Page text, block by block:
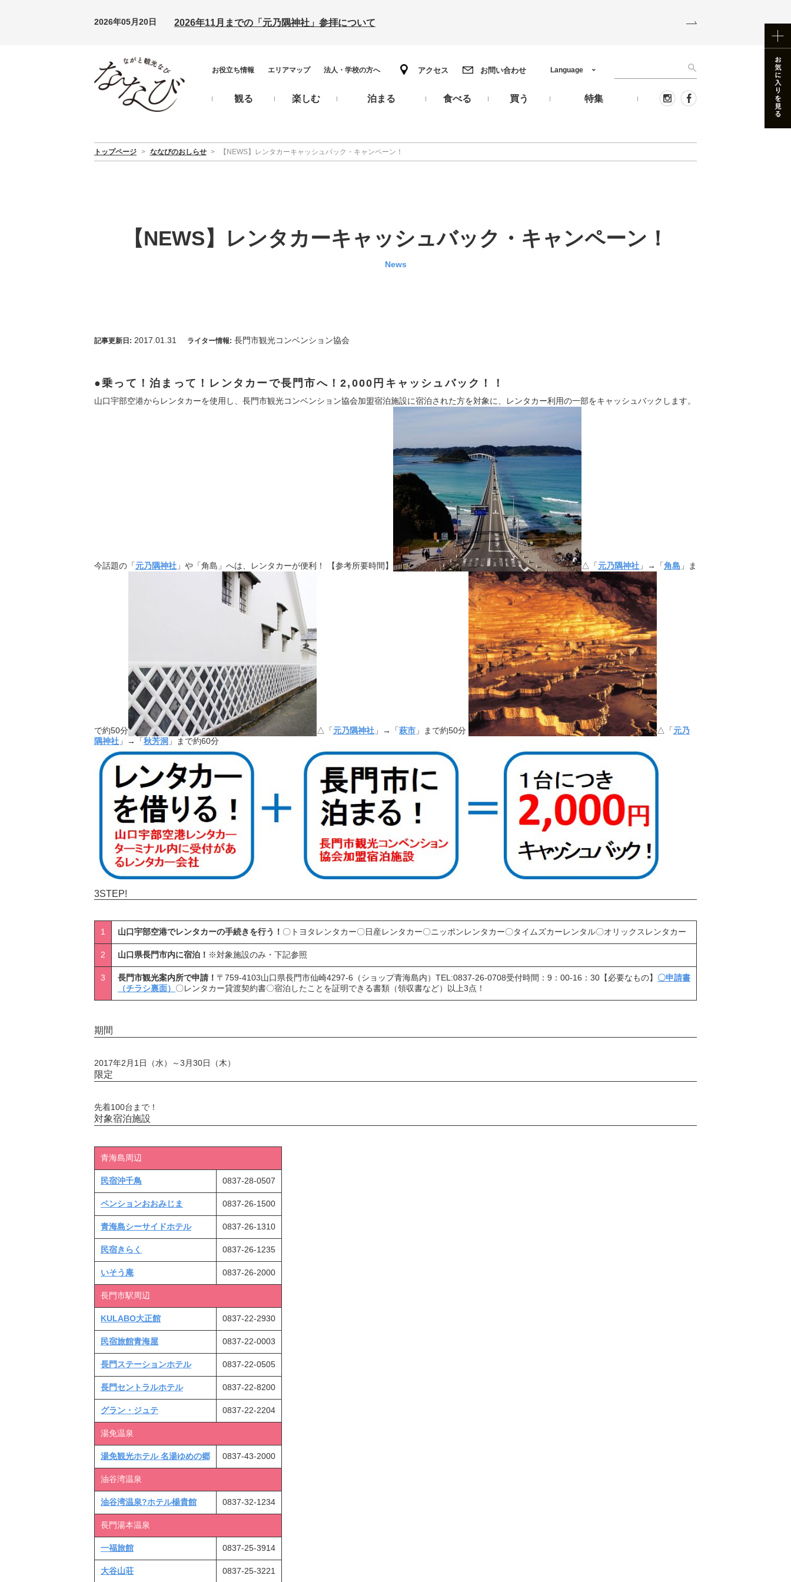
2026年05月20日 2026年11月までの「元乃隅神社」参拝について
お役立ち情報 エリアマップ 法人・学校の方へ アクセス お問い合わせ
観る 楽しむ 泊まる 食べる 買う 特集
Language
トップページ > ななびのおしらせ > 【NEWS】レンタカーキャッシュバック・キャンペーン！
【NEWS】レンタカーキャッシュバック・キャンペーン！
News
記事更新日: 2017.01.31 ライター情報: 長門市観光コンベンション協会
乗って！泊まって！レンタカーで長門市へ！2,000円キャッシュバック！！
山口宇部空港からレンタカーを使用し、長門市観光コンベンション協会加盟宿泊施設に宿泊された方を対象に、レンタカー利用の一部をキャッシュバックします。
今話題の「元乃隅神社 」や「角島」へは、レンタカーが便利！ 【参考所要時間】 △「元乃隅神社 」→「角島 」ま
で約50分 △「元乃隅神社 」→「萩市 」まで約50分 △「元乃
隅神社 」→「秋芳洞 」まで約60分
3STEP!
1 山口宇部空港でレンタカーの手続きを行う！ 〇トヨタレンタカー〇日産レンタカー〇ニッポンレンタカー〇タイムズカーレンタル〇オリックスレンタカー
2 山口県長門市内に宿泊！ ※対象施設のみ・下記参照
3 長門市観光案内所で申請！ 〒759-4103山口県長門市仙崎4297-6（ショップ青海島内）TEL:0837-26-0708受付時間：9：00-16：30【必要なもの】 〇申請書
（チラシ裏面） 〇レンタカー貸渡契約書〇宿泊したことを証明できる書類（領収書など）以上3点！
期間
2017年2月1日（水）～3月30日（木）
限定
先着100台まで！
対象宿泊施設
青海島周辺
民宿沖千鳥 0837-28-0507
ペンションおおみじま 0837-26-1500
青海島シーサイドホテル 0837-26-1310
民宿きらく 0837-26-1235
いそう庵 0837-26-2000
長門市駅周辺
KULABO大正館 0837-22-2930
民宿旅館青海屋 0837-22-0003
長門ステーションホテル 0837-22-0505
長門セントラルホテル 0837-22-8200
グラン・ジュテ 0837-22-2204
湯免温泉
湯免観光ホテル 名湯ゆめの郷 0837-43-2000
油谷湾温泉
油谷湾温泉?ホテル楊貴館 0837-32-1234
長門湯本温泉
一福旅館 0837-25-3914
大谷山荘 0837-25-3221